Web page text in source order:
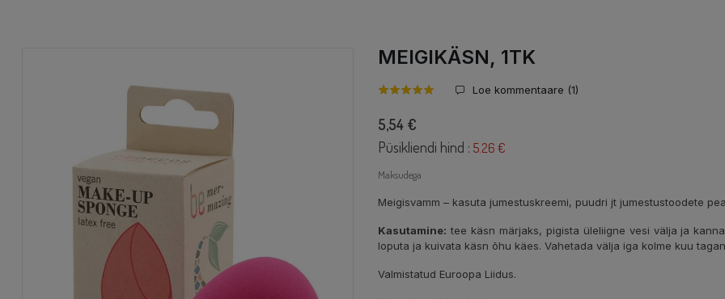
MEIGIKÄSN, 1TK
Loe kommentaare (1)
5,54 €
Püsikliendi hind : 5.26 €
Maksudega
Meigisvamm – kasuta jumestuskreemi, puudri jt jumestustoodete
Kasutamine: tee käsn märjaks, pigista üleliigne vesi välja ja
loputa ja kuivata käsn õhu käes. Vahetada välja iga kolme kuu
Valmistatud Euroopa Liidus.